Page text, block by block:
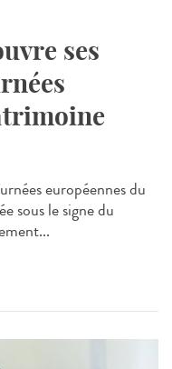
ses
européennes du
sous le signe du